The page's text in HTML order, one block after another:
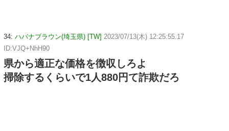
34: ハバナブラウン(埼玉県) [TW] 2023/07/13(木) 12:25:55.17
ID:VJQ+NhH90
県から適正な価格を徴収しろよ
掃除するくらいで1人880円て詐欺だろ